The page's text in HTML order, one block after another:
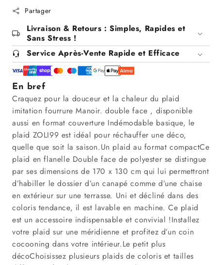
DOLCE
Partager
Livraison & Retours : Simples, Rapides et
Sans Stress !
Service Après-Vente Rapide et Efficace
En bref
Craquez pour la douceur et la chaleur du plaid
imitation fourrure Manoir. double face , disponible
aussi en format couverture Indémodable basique, le
plaid ZOLI99 est idéal pour réchauffer une déco,
quelle que soit la saison.Un plaid au format compactCe
plaid en flanelle Double face de polyester se distingue
par ses dimensions de 170 x 130 cm qui lui permettront
d’habiller le dossier d’un canapé comme d’une chaise
en extérieur sur une terrasse. Uni et décliné dans des
coloris tendance, il est lavable en machine. Ce plaid
est un accessoire indispensable et convivial !Installez
votre plaid sur une méridienne et profitez d’un coin
cocooning dans votre intérieur.Le petit plus
décoChoisissez plusieurs plaids de coloris et tailles